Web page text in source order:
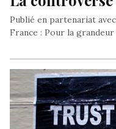
Publié en partenariat
France : Pour la